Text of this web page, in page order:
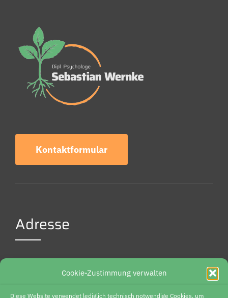
Cookie-Zustimmung verwalten
Diese Website verwendet lediglich technisch notwendige Cookies, um
Kontaktformular
Adresse
Weidenbreite 6